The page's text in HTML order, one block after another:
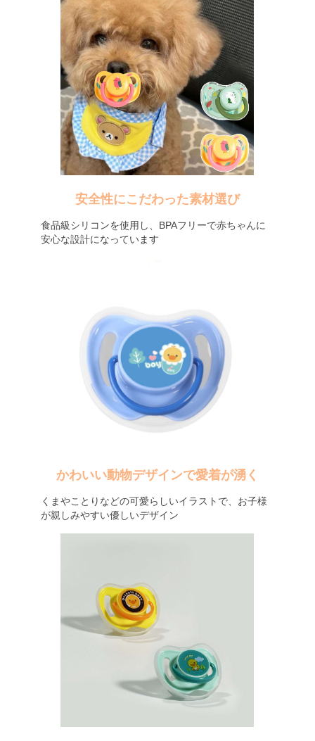
安全性にこだわった素材選び
食品級シリコンを使用し、BPAフリーで赤ちゃんに
安心な設計になっています
かわいい動物デザインで愛着が湧く
くまやことりなどの可愛らしいイラストで、お子様
が親しみやすい優しいデザイン